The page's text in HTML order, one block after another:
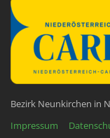
Bezirk Neunkirchen in
Impressum